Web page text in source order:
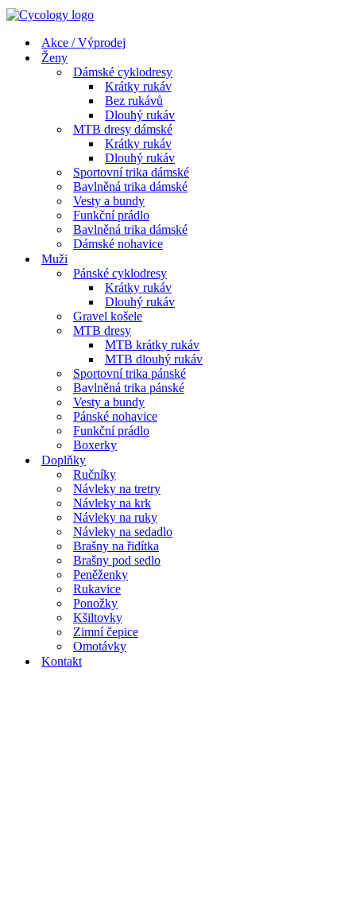
Akce / Výprodej
Ženy
Dámské cyklodresy
Krátky rukáv
Bez rukávů
Dlouhý rukáv
MTB dresy dámské
Krátky rukáv
Dlouhý rukáv
Sportovní trika dámské
Bavlněná trika dámské
Vesty a bundy
Funkční prádlo
Bavlněná trika dámské
Dámské nohavice
Muži
Pánské cyklodresy
Krátky rukáv
Dlouhý rukáv
Gravel košele
MTB dresy
MTB krátky rukáv
MTB dlouhý rukáv
Sportovní trika pánské
Bavlněná trika pánské
Vesty a bundy
Pánské nohavice
Funkční prádlo
Boxerky
Doplňky
Ručníky
Návleky na tretry
Návleky na krk
Návleky na ruky
Návleky na sedadlo
Brašny na řidítka
Brašny pod sedlo
Peněženky
Rukavice
Ponožky
Kšiltovky
Zimní čepice
Omotávky
Kontakt